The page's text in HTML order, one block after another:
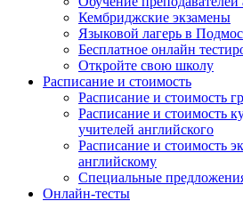
Кембриджские экзамены
Языковой лагерь в
Бесплатное онлайн
Откройте свою школу
Расписание и стоимость
Расписание и стоимость
Расписание и стоимость
учителей английского
Расписание и стоимость
английскому
Специальные
Онлайн-тесты